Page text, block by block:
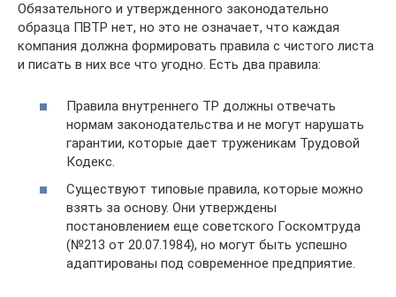
Обязательного и утвержденного законодательно
образца ПВТР нет, но это не означает, что каждая
компания должна формировать правила с чистого листа
и писать в них все что угодно. Есть два правила:
Правила внутреннего ТР должны отвечать
нормам законодательства и не могут нарушать
гарантии, которые дает труженикам Трудовой
Кодекс.
Существуют типовые правила, которые можно
взять за основу. Они утверждены
постановлением еще советского Госкомтруда
(№213 от 20.07.1984), но могут быть успешно
адаптированы под современное предприятие.